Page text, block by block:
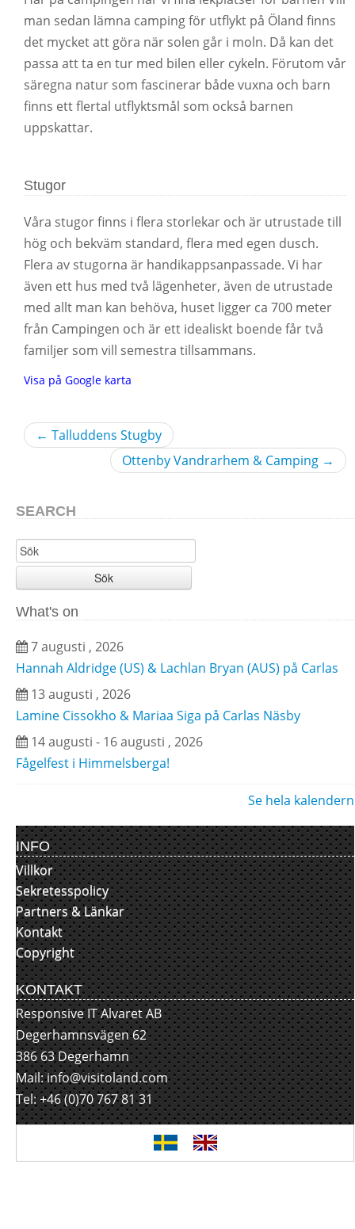
man sedan lämna camping för utflykt på Öland finns
det mycket att göra när solen går i moln. Då kan det
passa att ta en tur med bilen eller cykeln. Förutom vår
säregna natur som fascinerar både vuxna och barn
finns ett flertal utflyktsmål som också barnen
uppskattar.
Stugor
Våra stugor finns i flera storlekar och är utrustade till
hög och bekväm standard, flera med egen dusch.
Flera av stugorna är handikappsanpassade. Vi har
även ett hus med två lägenheter, även de utrustade
med allt man kan behöva, huset ligger ca 700 meter
från Campingen och är ett idealiskt boende får två
familjer som vill semestra tillsammans.
Visa på Google karta
← Talluddens Stugby
Ottenby Vandrarhem & Camping →
SEARCH
Sök
What's on
7 augusti , 2026
Hannah Aldridge (US) & Lachlan Bryan (AUS) på Carlas
13 augusti , 2026
Lamine Cissokho & Mariaa Siga på Carlas Näsby
14 augusti - 16 augusti , 2026
Fågelfest i Himmelsberga!
Se hela kalendern
INFO
Villkor
Sekretesspolicy
Partners & Länkar
Kontakt
Copyright
KONTAKT
Responsive IT Alvaret AB
Degerhamnsvägen 62
386 63 Degerhamn
Mail:info@visitoland.com
Tel: +46 (0)70 767 81 31